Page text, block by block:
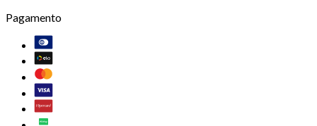
Pagamento